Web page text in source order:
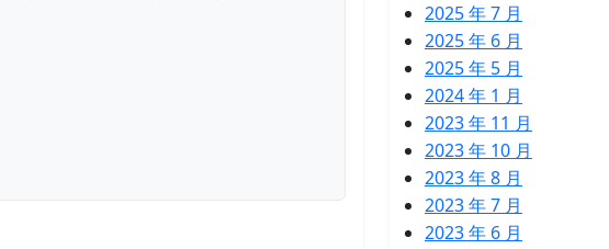
2025 年 7 月
2025 年 6 月
2025 年 5 月
2024 年 1 月
2023 年 11 月
2023 年 10 月
2023 年 8 月
2023 年 7 月
2023 年 6 月